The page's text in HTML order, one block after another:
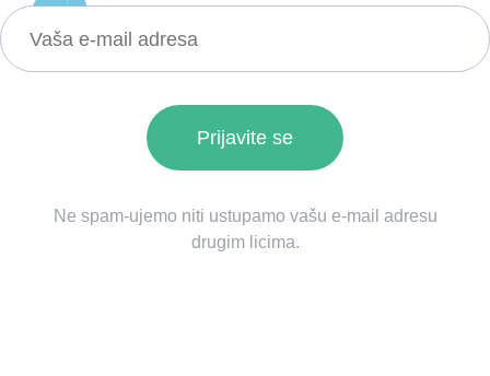
Ne spam-ujemo niti ustupamo vašu e-mail adresu
drugim licima.